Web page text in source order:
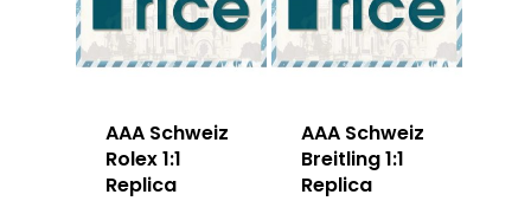
AAA Schweiz
Rolex 1:1
Replica
AAA Schweiz
Breitling 1:1
Replica